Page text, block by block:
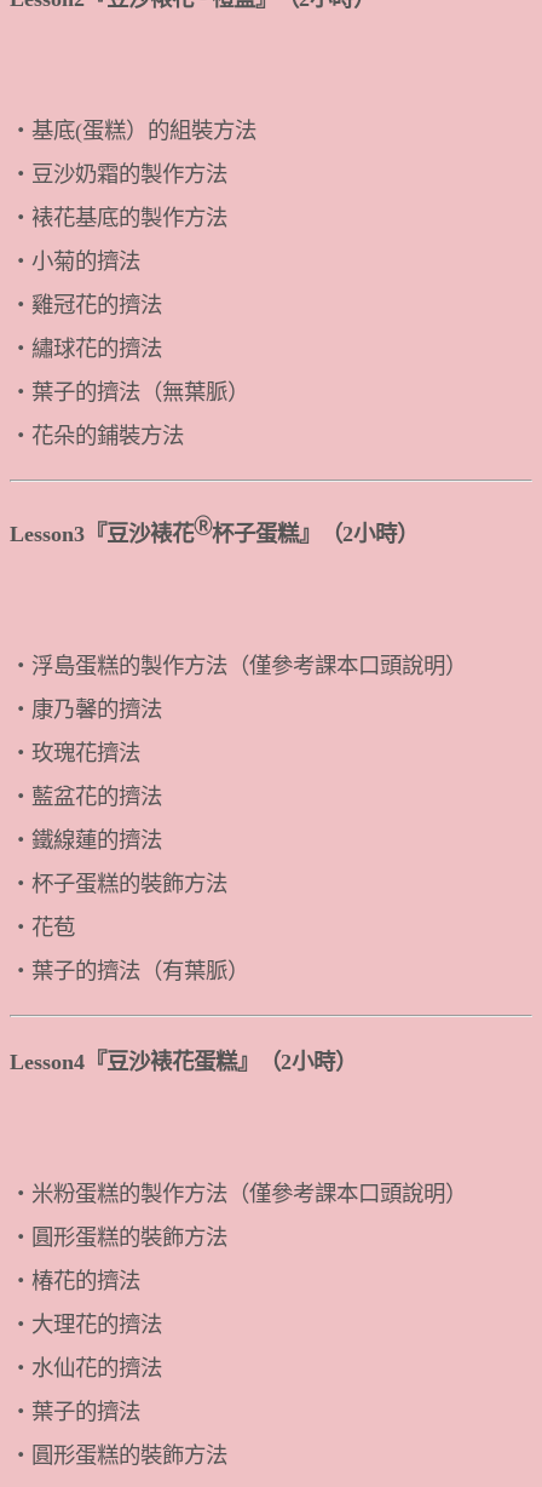
・基底(蛋糕）的組裝方法
・豆沙奶霜的製作方法
・裱花基底的製作方法
・小菊的擠法
・雞冠花的擠法
・繡球花的擠法
・葉子的擠法（無葉脈）
・花朵的鋪裝方法
Lesson3『豆沙裱花Ⓡ杯子蛋糕』（2小時）
・浮島蛋糕的製作方法（僅參考課本口頭說明）
・康乃馨的擠法
・玫瑰花擠法
・藍盆花的擠法
・鐵線蓮的擠法
・杯子蛋糕的裝飾方法
・花苞
・葉子的擠法（有葉脈）
Lesson4『豆沙裱花蛋糕』（2小時）
・米粉蛋糕的製作方法（僅參考課本口頭說明）
・圓形蛋糕的裝飾方法
・椿花的擠法
・大理花的擠法
・水仙花的擠法
・葉子的擠法
・圓形蛋糕的裝飾方法